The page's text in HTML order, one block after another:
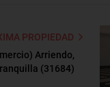
PROPIEDAD
Arriendo,
(31684)